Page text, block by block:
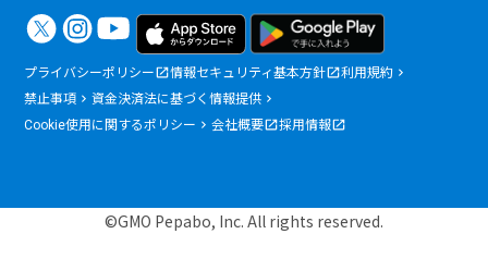
プライバシーポリシー 情報セキュリティ基本方針
利用規約
禁止事項
資金決済法に基づく情報提供
Cookie使用に関するポリシー
会社概要 採用情報
©GMO Pepabo, Inc. All rights reserved.